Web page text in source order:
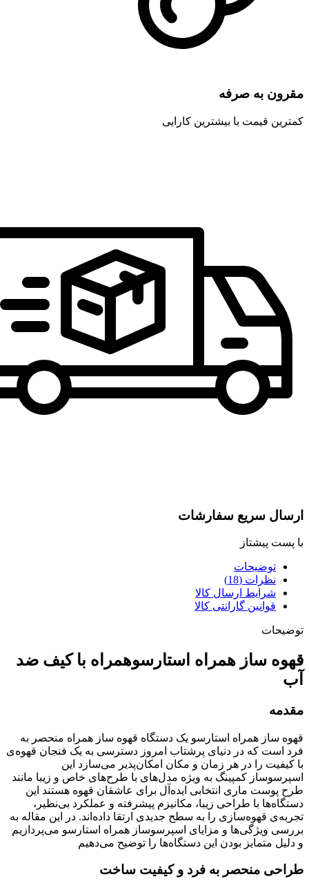
مقرون به صرفه
کمترین قیمت با بیشترین کارایی
ارسال سریع سفارشات
با پست پیشتاز
توضیحات
نظرات (18)
شرایط ارسال کالا
قوانین گارانتی کالا
توضیحات
قهوه ساز همراه استارسوهمراه با کیف ضد
آب
مقدمه
قهوه ساز همراه استارسو یک دستگاه قهوه ساز همراه منحصر به
فرد است که در دنیای پرشتاب امروز دسترسی به یک فنجان قهوه‌ی
با کیفیت را در هر زمان و مکان امکان‌پذیر می‌سازد این
اسپرسوساز کمپینگ به ویژه مدل‌های با طرح‌های خاص و زیبا مانند
طرح پوست ماری انتخابی ایده‌آل برای عاشقان قهوه هستند این
دستگاه‌ها با طراحی زیبا، مکانیزم پیشرفته و عملکرد بی‌نظیر،
تجربه‌ی قهوه‌سازی را به سطح جدیدی ارتقا داده‌اند. در این مقاله به
بررسی ویژگی‌ها و مزایای اسپرسوساز همراه استارسو می‌پردازیم
و دلیل متمایز بودن این دستگاه‌ها را توضیح می‌دهیم
طراحی منحصر به فرد و کیفیت ساخت